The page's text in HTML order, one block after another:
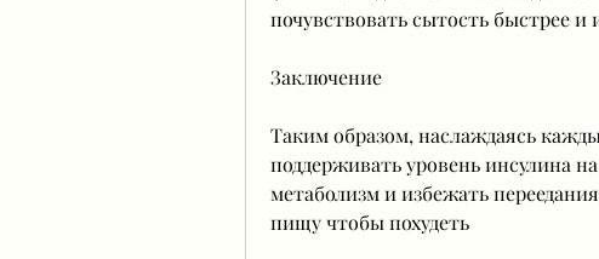
почувствовать сытость быстрее и
Заключение
Таким образом, наслаждаясь
поддерживать уровень инсулина
метаболизм и избежать
пищу чтобы похудеть